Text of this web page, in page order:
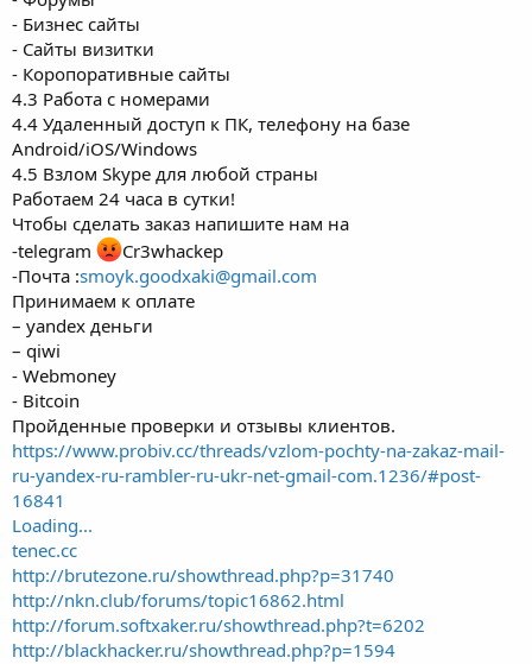
- Бизнес сайты
- Сайты визитки
- Коропоративные сайты
4.3 Работа с номерами
4.4 Удаленный доступ к ПК, телефону на базе
Android/iOS/Windows
4.5 Взлом Skype для любой страны
Работаем 24 часа в сутки!
Чтобы сделать заказ напишите нам на
-telegram
Cr3whackep
-Почта :smoyk.goodxaki@gmail.com
Принимаем к оплате
– yandex деньги
– qiwi
- Webmoney
- Bitcoin
Пройденные проверки и отзывы клиентов.
https://www.probiv.cc/threads/vzlom-pochty-na-zakaz-mail-
ru-yandex-ru-rambler-ru-ukr-net-gmail-com.1236/#post-
16841
Loading...
tenec.cc
http://brutezone.ru/showthread.php?p=31740
http://nkn.club/forums/topic16862.html
http://forum.softxaker.ru/showthread.php?t=6202
http://blackhacker.ru/showthread.php?p=1594